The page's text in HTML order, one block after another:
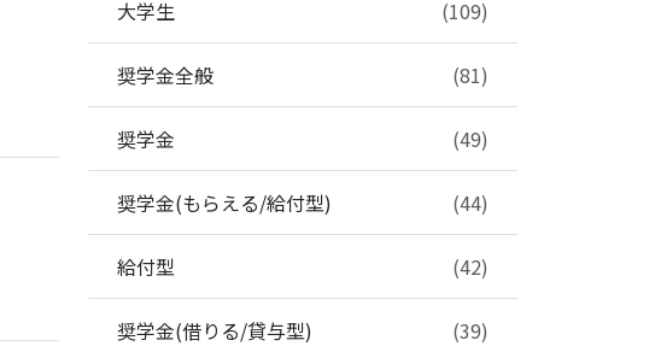
大学生 (109)
奨学金全般 (81)
奨学金 (49)
奨学金(もらえる/給付型) (44)
給付型 (42)
奨学金(借りる/貸与型) (39)